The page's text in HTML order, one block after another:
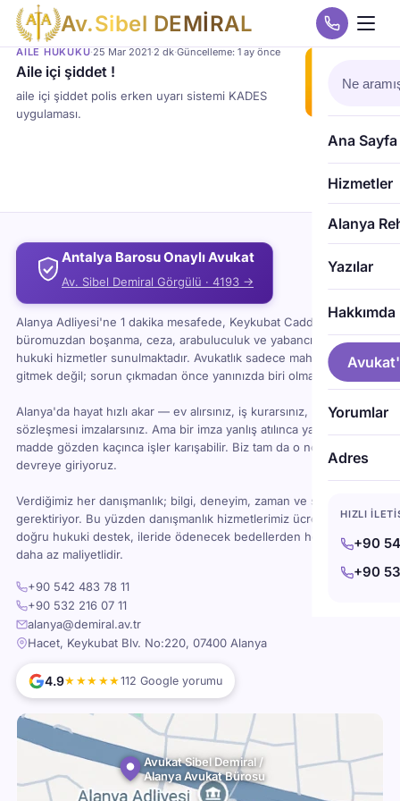
Av.Sibel DEMİRAL
Ana Sayfa
Hizmetler
Alanya
Yazılar
Hakkımda
Yorumlar
Adres
HIZLI
+90
+90
AILE HUKUKU·25 Mar 2021·2 dk·Güncelleme: 1 ay önce
Aile içi şiddet !
aile içi şiddet polis erken uyarı sistemi KADES
uygulaması.
Antalya Barosu Onaylı Avukat
Av. Sibel Demiral Görgülü · 4193 →
Alanya Adliyesi'ne 1 dakika mesafede, Keykubat Caddesi'ndeki
büromuzdan boşanma, ceza, arabuluculuk ve yabancı uyruklu
hukuki hizmetler sunulmaktadır. Avukatlık sadece mahkemeye
gitmek değil; sorun çıkmadan önce yanınızda biri olması demektir.
Alanya'da hayat hızlı akar — ev alırsınız, iş kurarsınız, kira
sözleşmesi imzalarsınız. Ama bir imza yanlış atılınca ya da bir
madde gözden kaçınca işler karışabilir. Biz tam da o noktada
devreye giriyoruz.
Verdiğimiz her danışmanlık; bilgi, deneyim, zaman ve sorumluluk
gerektiriyor. Bu yüzden danışmanlık hizmetlerimiz ücretlidir — ama
doğru hukuki destek, ileride ödenecek bedellerden her zaman
daha az maliyetlidir.
+90 542 483 78 11
+90 532 216 07 11
alanya@demiral.av.tr
Hacet, Keykubat Blv. No:220, 07400 Alanya
4.9★★★★★112 Google yorumu
Avukat Sibel Demiral /
Alanya Avukat Bürosu